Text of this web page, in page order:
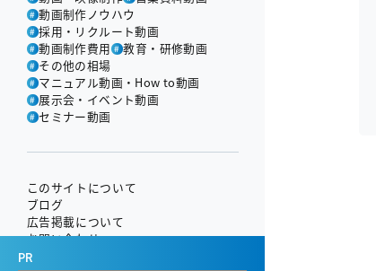
PR
# 動画制作ノウハウ
# 採用・リクルート動画
# 動画制作費用 # 教育・研修動画
# その他の相場
# マニュアル動画・How to動画
# 展示会・イベント動画
# セミナー動画
このサイトについて
ブログ
広告掲載について
お問い合わせ